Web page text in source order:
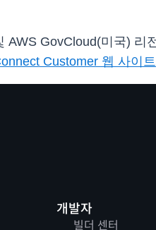
GovCloud(미국) 리
Customer 웹 사이트
개발자
빌더 센터